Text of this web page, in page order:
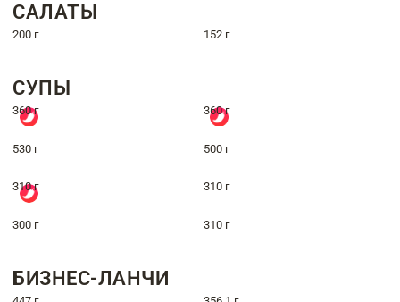
САЛАТЫ
200 г 152 г
СУПЫ
360 г 360 г
530 г 500 г
310 г 310 г
300 г 310 г
БИЗНЕС-ЛАНЧИ